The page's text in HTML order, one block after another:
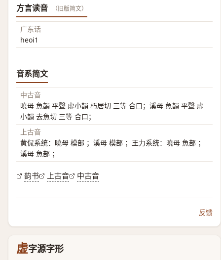
方言读音 （旧版简文）
广东话
heoi1
音系简文
中古音
曉母 魚韻 平聲 虚小韻 朽居切 三等 合口；溪母 魚韻 平聲 虚
小韻 去魚切 三等 合口；
上古音
黄侃系统：曉母 模部 ；溪母 模部 ；王力系统：曉母 魚部 ；
溪母 魚部 ；
韵书 上古音 中古音
反馈
虚字源字形